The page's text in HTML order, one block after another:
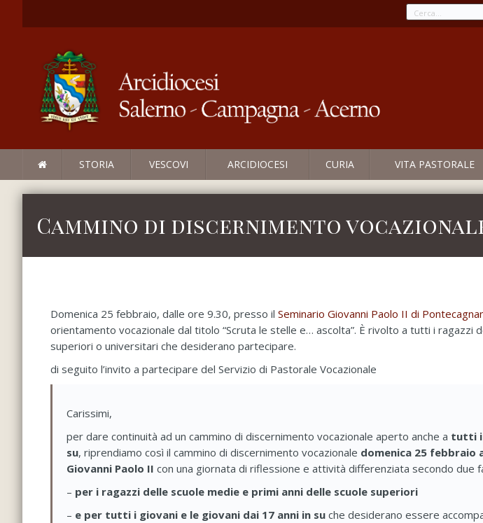
STORIA VESCOVI ARCIDIOCESI CURIA VITA PASTORALE
Cammino di discernimento vocazionale
Domenica 25 febbraio, dalle ore 9.30, presso il Seminario Giovanni Paolo II di
orientamento vocazionale dal titolo “Scruta le stelle e… ascolta”. È rivolto a tutti i ragazzi
superiori o universitari che desiderano partecipare.
di seguito l’invito a partecipare del Servizio di Pastorale Vocazionale
Carissimi,
per dare continuità ad un cammino di discernimento vocazionale aperto anche a tutti i
su, riprendiamo così il cammino di discernimento vocazionale domenica 25 febbraio
Giovanni Paolo II con una giornata di riflessione e attività differenziata secondo due
– per i ragazzi delle scuole medie e primi anni delle scuole superiori
– e per tutti i giovani e le giovani dai 17 anni in su che desiderano essere